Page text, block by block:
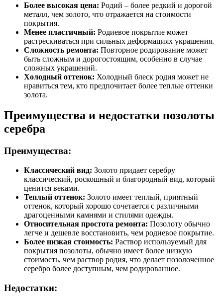
Более высокая цена: Родий – более редкий и дорогой
металл, чем золото, что отражается на стоимости
покрытия.
Менее пластичный: Родиевое покрытие может
растрескиваться при сильных деформациях украшения.
Сложность ремонта: Повторное родирование может
быть сложным и дорогостоящим, особенно в случае
сложных украшений.
Холодный оттенок: Холодный блеск родия может не
нравиться тем, кто предпочитает более теплые оттенки
золота.
Преимущества и недостатки позолоты
серебра
Преимущества:
Классический вид: Золото придает серебру
классический, роскошный и благородный вид, который
ценится веками.
Теплый оттенок: Золото имеет теплый, приятный
оттенок, который хорошо сочетается с различными
драгоценными камнями и стилями одежды.
Относительная простота ремонта: Позолоту обычно
легче и дешевле восстановить, чем родиевое покрытие.
Более низкая стоимость: Раствор используемый для
покрытия позолоты, обычно имеет более низкую
стоимость, чем раствор родия, что делает позолоченное
серебро более доступным, чем родированное.
Недостатки: